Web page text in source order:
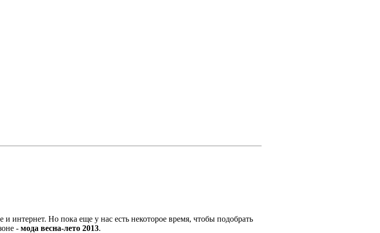
интернет. Но пока еще у нас есть некоторое время, чтобы подобрать
- мода весна-лето 2013.